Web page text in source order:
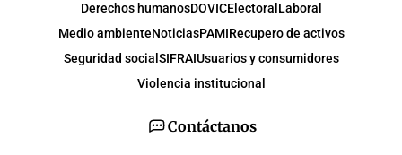
Contáctanos
Derechos humanosDOVICElectoral Laboral
Medio ambienteNoticiasPAMIRecupero de activos
Seguridad social SIFRAIUsuarios y consumidores
Violencia institucional